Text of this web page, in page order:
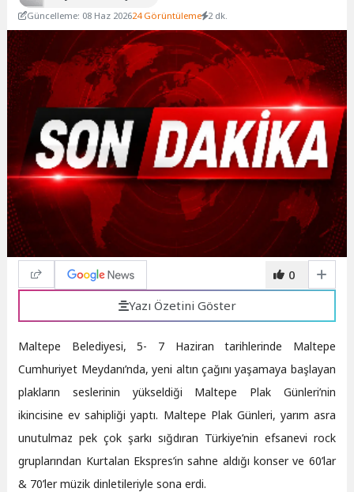
Güncelleme: 08 Haz 202624 Görüntüleme 2 dk.
0
Yazı Özetini Göster
Maltepe Belediyesi, 5- 7 Haziran tarihlerinde Maltepe
Cumhuriyet Meydanı’nda, yeni altın çağını yaşamaya başlayan
plakların seslerinin yükseldiği Maltepe Plak Günleri’nin
ikincisine ev sahipliği yaptı. Maltepe Plak Günleri, yarım asra
unutulmaz pek çok şarkı sığdıran Türkiye’nin efsanevi rock
gruplarından Kurtalan Ekspres’in sahne aldığı konser ve 60’lar
& 70’ler müzik dinletileriyle sona erdi.